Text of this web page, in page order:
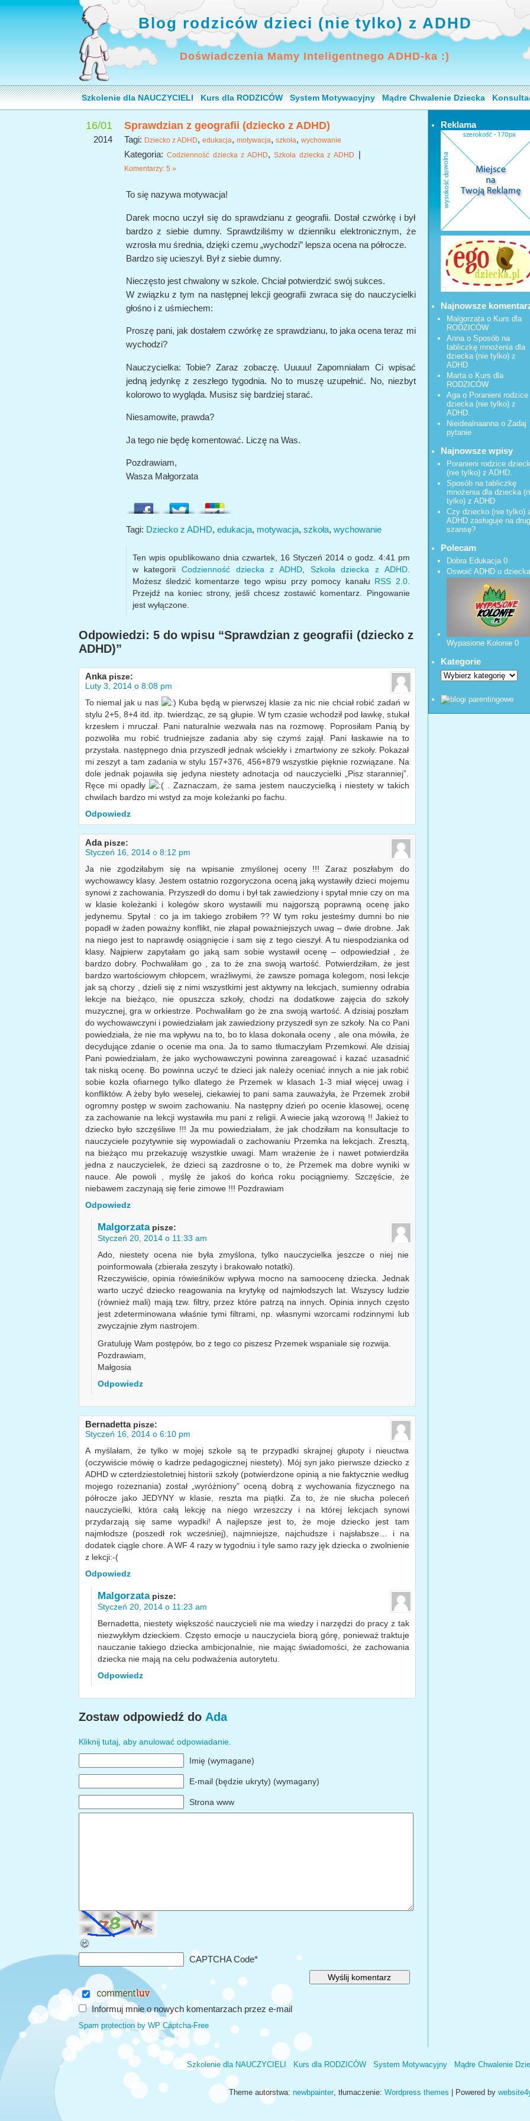
Blog rodziców dzieci (nie tylko) z ADHD
Doświadczenia Mamy Inteligentnego ADHD-ka :)
Szkolenie dla NAUCZYCIELI Kurs dla RODZICÓW System Motywacyjny Mądre Chwalenie Dziecka
16/01
2014
Sprawdzian z geografii (dziecko z ADHD)
Tagi: Dziecko z ADHD, edukacja, motywacja, szkoła, wychowanie
Kategoria:Codzienność dziecka z ADHD,Szkoła dziecka z ADHD |
Komentarzy: 5 »
To się nazywa motywacja!
Darek mocno uczył się do sprawdzianu z geografii. Dostał czwórkę i był
bardzo z siebie dumny. Sprawdziliśmy w dzienniku elektronicznym, że
wzrosła mu średnia, dzięki czemu „wychodzi” lepsza ocena na półrocze.
Bardzo się ucieszył. Był z siebie dumny.
Nieczęsto jest chwalony w szkole. Chciał potwierdzić swój sukces.
W związku z tym na następnej lekcji geografii zwraca się do nauczycielki
głośno i z uśmiechem:
Proszę pani, jak dostałem czwórkę ze sprawdzianu, to jaka ocena teraz mi
wychodzi?
Nauczycielka: Tobie? Zaraz zobaczę. Uuuuu! Zapomniałam Ci wpisać
jedną jedynkę z zeszłego tygodnia. No to muszę uzupełnić. No, niezbyt
kolorowo to wygląda. Musisz się bardziej starać.
Niesamowite, prawda?
Ja tego nie będę komentować. Liczę na Was.
Pozdrawiam,
Wasza Małgorzata
Tagi: Dziecko z ADHD, edukacja, motywacja, szkoła, wychowanie
Ten wpis opublikowano dnia czwartek, 16 Styczeń 2014 o godz. 4:41 pm
w kategorii Codzienność dziecka z ADHD, Szkoła dziecka z ADHD.
Możesz śledzić komentarze tego wpisu przy pomocy kanału RSS 2.0.
Przejdź na koniec strony, jeśli chcesz zostawić komentarz. Pingowanie
jest wyłączone.
Odpowiedzi: 5 do wpisu “Sprawdzian z geografii (dziecko z
ADHD)”
Anka pisze:
Luty 3, 2014 o 8:08 pm
To niemal jak u nas
Kuba będą w pierwszej klasie za nic nie chciał robić zadań w
stylu 2+5, 8+4 itd. itp. twierdząc, ze są głupie. W tym czasie wchodził pod ławkę, stukał
krzesłem i mruczał. Pani naturalnie wezwała nas na rozmowę. Poprosiłam Panią by
pozwoliła mu robić trudniejsze zadania aby się czymś zajął. Pani łaskawie na to
przystała. następnego dnia przyszedł jednak wściekły i zmartwiony ze szkoły. Pokazał
mi zeszyt a tam zadania w stylu 157+376, 456+879 wszystkie pięknie rozwiązane. Na
dole jednak pojawiła się jedyna niestety adnotacja od nauczycielki „Pisz staranniej”.
Ręce mi opadły
. Zaznaczam, że sama jestem nauczycielką i niestety w takich
chwilach bardzo mi wstyd za moje koleżanki po fachu.
Odpowiedz
Ada pisze:
Styczeń 16, 2014 o 8:12 pm
Ja nie zgodziłabym się na wpisanie zmyślonej oceny !!! Zaraz poszłabym do
wychowawcy klasy. Jestem ostatnio rozgoryczona oceną jaką wystawiły dzieci mojemu
synowi z zachowania. Przyszedł do domu i był tak zawiedziony i spytał mnie czy on ma
w klasie koleżanki i kolegów skoro wystawili mu najgorszą poprawną ocenę jako
jedynemu. Spytał : co ja im takiego zrobiłem ?? W tym roku jesteśmy dumni bo nie
popadł w żaden poważny konflikt, nie złapał poważniejszych uwag – dwie drobne. Jak
na niego jest to naprawdę osiągnięcie i sam się z tego cieszył. A tu niespodzianka od
klasy. Najpierw zapytałam go jaką sam sobie wystawił ocenę – odpowiedział , że
bardzo dobry. Pochwaliłam go , za to że zna swoją wartość. Potwierdziłam, że jest
bardzo wartościowym chłopcem, wrażliwymi, że zawsze pomaga kolegom, nosi lekcje
jak są chorzy , dzieli się z nimi wszystkimi jest aktywny na lekcjach, sumienny odrabia
lekcje na bieżąco, nie opuszcza szkoły, chodzi na dodatkowe zajęcia do szkoły
muzycznej, gra w orkiestrze. Pochwaliłam go że zna swoją wartość. A dzisiaj poszłam
do wychowawczyni i powiedziałam jak zawiedziony przyszedł syn ze szkoły. Na co Pani
powiedziała, że nie ma wpływu na to, bo to klasa dokonała oceny , ale ona mówiła, że
decydujące zdanie o ocenie ma ona. Ja to samo tłumaczyłam Przemkowi. Ale dzisiaj
Pani powiedziałam, że jako wychowawczyni powinna zareagować i kazać uzasadnić
tak niską ocenę. Bo powinna uczyć te dzieci jak należy oceniać innych a nie jak robić
sobie kozła ofiarnego tylko dlatego że Przemek w klasach 1-3 miał więcej uwag i
konfliktów. A żeby było weselej, ciekawiej to pani sama zauważyła, że Przemek zrobił
ogromny postęp w swoim zachowaniu. Na następny dzień po ocenie klasowej, ocenę
za zachowanie na lekcji wystawiła mu pani z religii. A wiecie jaką wzorową !! Jakież to
dziecko było szczęśliwe !!! Ja mu powiedziałam, że jak chodziłam na konsultacje to
nauczyciele pozytywnie się wypowiadali o zachowaniu Przemka na lekcjach. Zresztą,
na bieżąco mu przekazuję wszystkie uwagi. Mam wrażenie że i nawet potwierdziła
jedna z nauczycielek, że dzieci są zazdrosne o to, że Przemek ma dobre wyniki w
nauce. Ale powoli , myślę że jakoś do końca roku pociągniemy. Szczęście, że
niebawem zaczynają się ferie zimowe !!! Pozdrawiam
Odpowiedz
Malgorzata pisze:
Styczeń 20, 2014 o 11:33 am
Ado, niestety ocena nie była zmyślona, tylko nauczycielka jeszcze o niej nie
poinformowała (zbierała zeszyty i brakowało notatki).
Rzeczywiście, opinia rówieśników wpływa mocno na samoocenę dziecka. Jednak
warto uczyć dziecko reagowania na krytykę od najmłodszych lat. Wszyscy ludzie
(również mali) mają tzw. filtry, przez które patrzą na innych. Opinia innych często
jest zdeterminowana właśnie tymi filtrami, np. własnymi wzorcami rodzinnymi lub
zwyczajnie złym nastrojem.
Gratuluję Wam postępów, bo z tego co piszesz Przemek wspaniale się rozwija.
Pozdrawiam,
Małgosia
Odpowiedz
Bernadetta pisze:
Styczeń 16, 2014 o 6:10 pm
A myślałam, że tylko w mojej szkole są te przypadki skrajnej głupoty i nieuctwa
(oczywiście mówię o kadrze pedagogicznej niestety). Mój syn jako pierwsze dziecko z
ADHD w czterdziestoletniej historii szkoły (potwierdzone opinią a nie faktycznie według
mojego rozeznania) został „wyróżniony” oceną dobrą z wychowania fizycznego na
półrocze jako JEDYNY w klasie, reszta ma piątki. Za to, że nie słucha poleceń
nauczycielki, która całą lekcję na niego wrzeszczy i na której lekcjach synowi
przydarzają się same wypadki! A najlepsze jest to, że moje dziecko jest tam
najmłodsze (poszedł rok wcześniej), najmniejsze, najchudsze i najsłabsze… i na
dodatek ciągle chore. A WF 4 razy w tygodniu i tyle samo razy jęk dziecka o zwolnienie
z lekcji:-(
Odpowiedz
Malgorzata pisze:
Styczeń 20, 2014 o 11:23 am
Bernadetta, niestety większość nauczycieli nie ma wiedzy i narzędzi do pracy z tak
niezwykłym dzieckiem. Często emocje u nauczyciela biorą górę, ponieważ traktuje
nauczanie takiego dziecka ambicjonalnie, nie mając świadomości, że zachowania
dziecka nie mają na celu podważenia autorytetu.
Odpowiedz
Zostaw odpowiedź do Ada
Kliknij tutaj, aby anulować odpowiadanie.
Imię (wymagane)
E-mail (będzie ukryty) (wymagany)
Strona www
CAPTCHA Code*
Informuj mnie o nowych komentarzach przez e-mail
Spam protection by WP Captcha-Free
Reklama
Najnowsze
Malgorzatao Kurs dla
RODZICÓW
Anna o Sposób na
tabliczkę mnożenia dla
dziecka (nie tylko) z
ADHD
Marta o Kurs dla
RODZICÓW
Aga o Poranieni rodzice
dziecka (nie tylko) z
ADHD.
Nieidealnaannao Zadaj
pytanie
Najnowsze wpisy
Poranieni rodzice
(nie tylko) z ADHD.
Sposób na tabliczkę
mnożenia dla dziecka
tylko) z ADHD
Czy dziecko (nie tylko)
ADHD zasługuje na
szansę?
Polecam
Dobra Edukacja0
Oswoić ADHD u dziecka
Wypasione Kolonie0
Kategorie
Szkolenie dla NAUCZYCIELI Kurs dla RODZICÓW System Motywacyjny Mądre Chwalenie
Theme autorstwa: newbpainter , tłumaczenie: Wordpress themes | Powered by